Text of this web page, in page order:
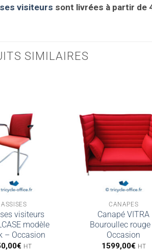
visiteurs sont livrées à partir de
SIMILAIRES
ASSISES
visiteurs
modèle
– Occasion
€ HT
CANAPÉS
Canapé VITRA
Bouroullec
Occasion
1599,00€ HT